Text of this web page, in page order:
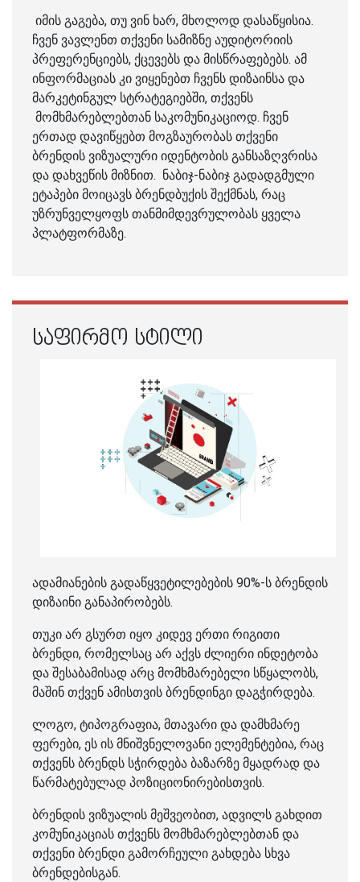
იმის გაგება, თუ ვინ ხარ, მხოლოდ დასაწყისია.
ჩვენ ვავლენთ თქვენი სამიზნე აუდიტორიის
პრეფერენციებს, ქცევებს და მისწრაფებებს. ამ
ინფორმაციას კი ვიყენებთ ჩვენს დიზაინსა და
მარკეტინგულ სტრატეგიებში, თქვენს
მომხმარებლებთან საკომუნიკაციოდ. ჩვენ
ერთად დავიწყებთ მოგზაურობას თქვენი
ბრენდის ვიზუალური იდენტობის განსაზღვრისა
და დახვეწის მიზნით. ნაბიჯ-ნაბიჯ გადადგმული
ეტაპები მოიცავს ბრენდბუქის შექმნას, რაც
უზრუნველყოფს თანმიმდევრულობას ყველა
პლატფორმაზე.
ᲡᲐᲤᲘᲠᲛᲝ ᲡᲢᲘᲚᲘ
ადამიანების გადაწყვეტილებების 90%-ს ბრენდის
დიზაინი განაპირობებს.
თუკი არ გსურთ იყო კიდევ ერთი რიგითი
ბრენდი, რომელსაც არ აქვს ძლიერი ინდეტობა
და შესაბამისად არც მომხმარებელი სწყალობს,
მაშინ თქვენ ამისთვის ბრენდინგი დაგჭირდება.
ლოგო, ტიპოგრაფია, მთავარი და დამხმარე
ფერები, ეს ის მნიშვნელოვანი ელემენტებია, რაც
თქვენს ბრენდს სჭირდება ბაზარზე მყადრად და
წარმატებულად პოზიციონირებისთვის.
ბრენდის ვიზუალის მეშვეობით, ადვილს გახდით
კომუნიკაციას თქვენს მომხმარებლებთან და
თქვენი ბრენდი გამორჩეული გახდება სხვა
ბრენდებისგან.